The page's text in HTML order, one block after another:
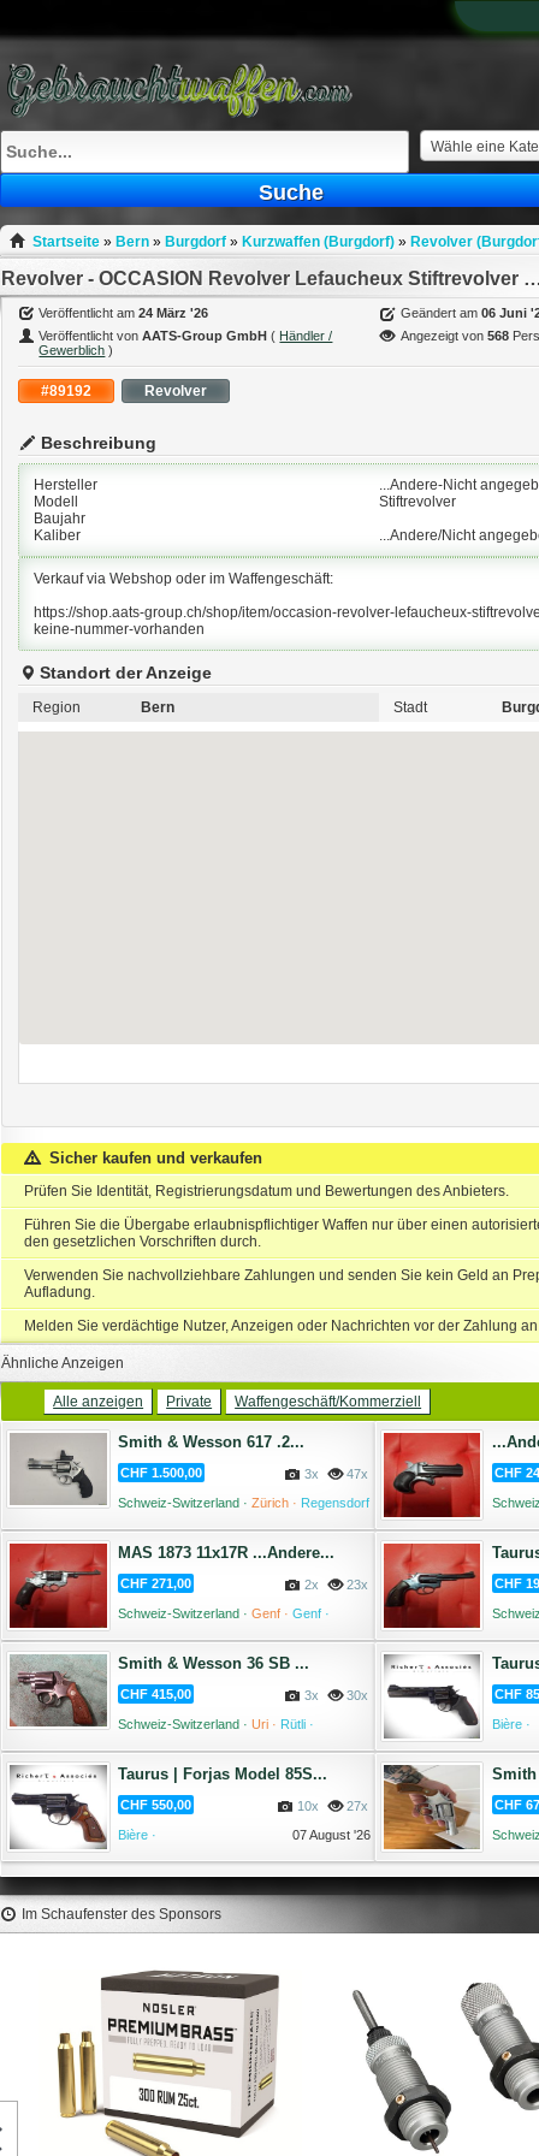
sell
What
to
buy
Stuff
Fill
Wähle eine
Suche
Startseite» Bern» Burgdorf» Kurzwaffen (Burgdorf)» Revolver
Revolver - OCCASION Revolver Lefaucheux
Veröffentlicht am24 März '26 Geändert am06 Juni
Veröffentlicht vonAATS-Group GmbH ( Händler /
Gewerblich )
Angezeigt von568
#89192 Revolver
Beschreibung
Hersteller
...Andere-Nicht
Modell
Stiftrevolver
Baujahr
Kaliber
...Andere/Nicht
Verkauf via Webshop oder im Waffengeschäft:
https://shop.aats-group.ch/shop/item/occasion-revolver-lefaucheux-
keine-nummer-vorhanden
Standort der Anzeige
Region Bern Stadt
Sicher kaufen und verkaufen
Prüfen Sie Identität, Registrierungsdatum und Bewertungen des Anbieters.
Führen Sie die Übergabe erlaubnispflichtiger Waffen nur über einen
den gesetzlichen Vorschriften durch.
Verwenden Sie nachvollziehbare Zahlungen und senden Sie kein Geld an
Aufladung.
Melden Sie verdächtige Nutzer, Anzeigen oder Nachrichten vor der Zahlung
Ähnliche Anzeigen
Alle anzeigen Private Waffengeschäft/Kommerziell
Smith & Wesson 617 .2...
CHF 1.500,00 47x
3x
Schweiz-Switzerland · Zürich · Regensdorf
CHF
MAS 1873 11x17R ...Andere...
CHF 271,00 23x
2x
Schweiz-Switzerland · Genf · Genf ·
CHF
Smith & Wesson 36 SB ...
CHF 415,00 30x
3x
Schweiz-Switzerland · Uri · Rütli ·
CHF
Bière ·
Taurus | Forjas Model 85S...
CHF 550,00 27x
10x
Bière ·
07 August '26
Smith
CHF
Im Schaufenster des Sponsors
(50pz)
60,10 € 31,70 €